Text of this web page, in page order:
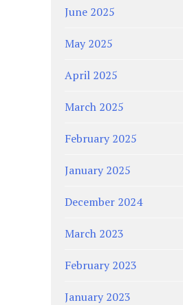
June 2025
May 2025
April 2025
March 2025
February 2025
January 2025
December 2024
March 2023
February 2023
January 2023